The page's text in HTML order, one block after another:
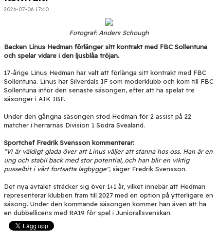
2026-07-06 17:40
Fotograf: Anders Schough
Backen Linus Hedman förlänger sitt kontrakt med FBC Sollentuna
och spelar vidare i den ljusblåa tröjan.
17-årige Linus Hedman har valt att förlänga sitt kontrakt med FBC
Sollentuna. Linus har Silverdals IF som moderklubb och kom till FBC
Sollentuna inför den senaste säsongen, efter att ha spelat tre
säsonger i AIK IBF.
Under den gångna säsongen stod Hedman för 2 assist på 22
matcher i herrarnas Division 1 Södra Svealand.
Sportchef Fredrik Svensson kommenterar:
"Vi är väldigt glada över att Linus väljer att stanna hos oss. Han är en
ung och stabil back med stor potential, och han blir en viktig
pusselbit i vårt fortsatta lagbygge", säger Fredrik Svensson.
Det nya avtalet sträcker sig över 1+1 år, vilket innebär att Hedman
representerar klubben fram till 2027 med en option på ytterligare en
säsong. Under den kommande säsongen kommer han även att ha
en dubbellicens med RA19 för spel i Juniorallsvenskan.